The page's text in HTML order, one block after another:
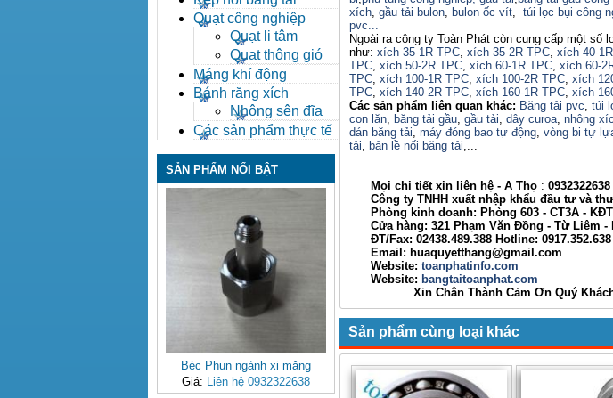
Quạt công nghiệp
Quạt li tâm
Quạt thông gió
Máng khí động
Bánh răng xích
Nhông sên đĩa
Các sản phẩm thực tế
SẢN PHẨM NỔI BẬT
Béc Phun ngành xi măng
Giá: Liên hệ 0932322638
xích, gầu tải bulon, bulon ốc vít, túi lọc bụi công
pvc...
Ngoài ra công ty Toàn Phát còn cung cấp một số
như: xích 35-1R TPC, xích 35-2R TPC, xích 40-
TPC, xích 50-2R TPC, xích 60-1R TPC, xích 60-
TPC, xích 100-1R TPC, xích 100-2R TPC, xích
TPC, xích 140-2R TPC, xích 160-1R TPC, xích
Các sản phẩm liên quan khác: Băng tải pvc, túi
con lăn, băng tải gầu, gầu tải, dây curoa, nhông
dán băng tải, máy đóng bao tự động, vòng bi tự
tải, bản lề nối băng tải,...
Mọi chi tiết xin liên hệ - A Thọ : 0932322638
Công ty TNHH xuất nhập khẩu đầu tư và
Phòng kinh doanh: Phòng 603 - CT3A -
Cửa hàng: 321 Phạm Văn Đồng - Từ Liêm -
ĐT/Fax: 02438.489.388 Hotline: 0917.352.638
Email: huaquyetthang@gmail.com
Website: toanphatinfo.com
Website: bangtaitoanphat.com
Xin Chân Thành Cảm Ơn Quý
Sản phẩm cùng loại khác